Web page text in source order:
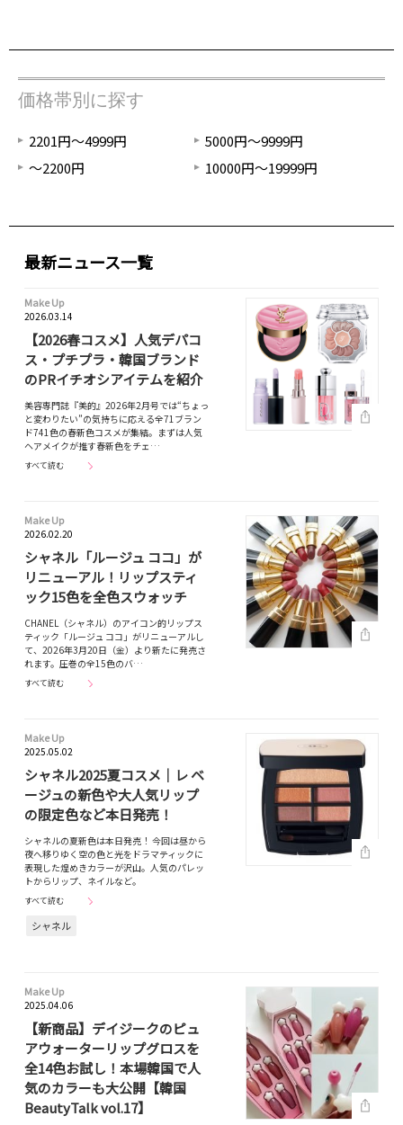
価格帯別に探す
2201円～4999円
5000円～9999円
～2200円
10000円～19999円
最新ニュース一覧
Make Up
2026.03.14
【2026春コスメ】人気デパコ
ス・プチプラ・韓国ブランド
のPRイチオシアイテムを紹介
美容専門誌『美的』2026年2月号では“ちょっ
と変わりたい”の気持ちに応える全71ブラン
ド741色の春新色コスメが集結。まずは人気
ヘアメイクが推す春新色をチェ…
すべて読む
Make Up
2026.02.20
シャネル「ルージュ ココ」が
リニューアル！リップスティ
ック15色を全色スウォッチ
CHANEL（シャネル）のアイコン的リップス
ティック「ルージュ ココ」がリニューアルし
て、2026年3月20日（金）より新たに発売さ
れます。圧巻の全15色のバ…
すべて読む
Make Up
2025.05.02
シャネル2025夏コスメ｜レ ベ
ージュの新色や大人気リップ
の限定色など本日発売！
シャネルの夏新色は本日発売！ 今回は昼から
夜へ移りゆく空の色と光をドラマティックに
表現した煌めきカラーが沢山。人気のパレッ
トからリップ、ネイルなど。
すべて読む
シャネル
Make Up
2025.04.06
【新商品】デイジークのピュ
アウォーターリップグロスを
全14色お試し！本場韓国で人
気のカラーも大公開【韓国
BeautyTalk vol.17】